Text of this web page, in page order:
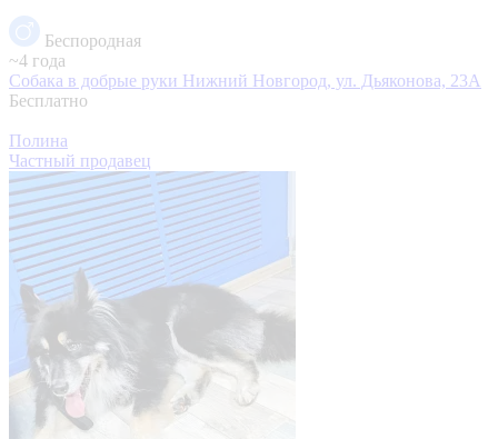
Беспородная
~4 года
Собака в добрые руки Нижний Новгород, ул. Дьяконова, 23А
Бесплатно
Полина
Частный продавец